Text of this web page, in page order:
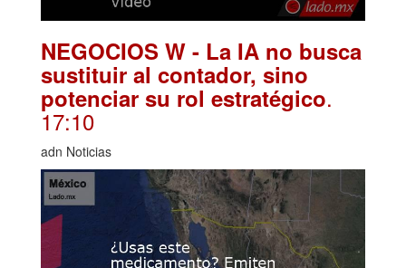
NEGOCIOS W - La IA no busca
sustituir al contador, sino
potenciar su rol estratégico.
17:10
adn Noticias